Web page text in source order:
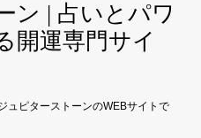
ン | 占いとパワ
開運専門サイ
ュピターストーンのWEBサイトで